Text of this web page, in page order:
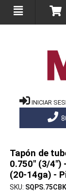
INICIAR
Tapón de
0.750" (3/4")
(20-14ga) -
SKU